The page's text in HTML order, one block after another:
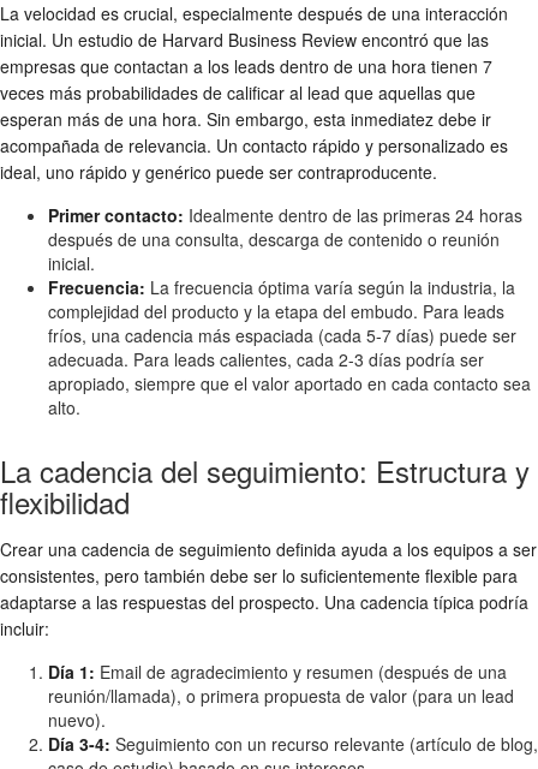
La velocidad es crucial, especialmente después de una interacción
inicial. Un estudio de Harvard Business Review encontró que las
empresas que contactan a los leads dentro de una hora tienen 7
veces más probabilidades de calificar al lead que aquellas que
esperan más de una hora. Sin embargo, esta inmediatez debe ir
acompañada de relevancia. Un contacto rápido y personalizado es
ideal, uno rápido y genérico puede ser contraproducente.
Primer contacto: Idealmente dentro de las primeras 24 horas
después de una consulta, descarga de contenido o reunión
inicial.
Frecuencia: La frecuencia óptima varía según la industria, la
complejidad del producto y la etapa del embudo. Para leads
fríos, una cadencia más espaciada (cada 5-7 días) puede ser
adecuada. Para leads calientes, cada 2-3 días podría ser
apropiado, siempre que el valor aportado en cada contacto sea
alto.
La cadencia del seguimiento: Estructura y
flexibilidad
Crear una cadencia de seguimiento definida ayuda a los equipos a ser
consistentes, pero también debe ser lo suficientemente flexible para
adaptarse a las respuestas del prospecto. Una cadencia típica podría
incluir:
Día 1: Email de agradecimiento y resumen (después de una
reunión/llamada), o primera propuesta de valor (para un lead
nuevo).
Día 3-4: Seguimiento con un recurso relevante (artículo de blog,